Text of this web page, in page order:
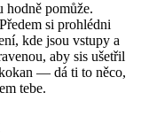
hodně pomůže.
si prohlédni
kde jsou vstupy a
aby sis ušetřil
— dá ti to něco,
tebe.